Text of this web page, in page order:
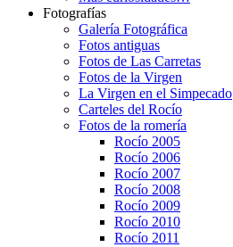
Fotografías
Galería Fotográfica
Fotos antiguas
Fotos de Las Carretas
Fotos de la Virgen
La Virgen en el Simpecado
Carteles del Rocío
Fotos de la romería
Rocío 2005
Rocío 2006
Rocío 2007
Rocío 2008
Rocío 2009
Rocío 2010
Rocío 2011